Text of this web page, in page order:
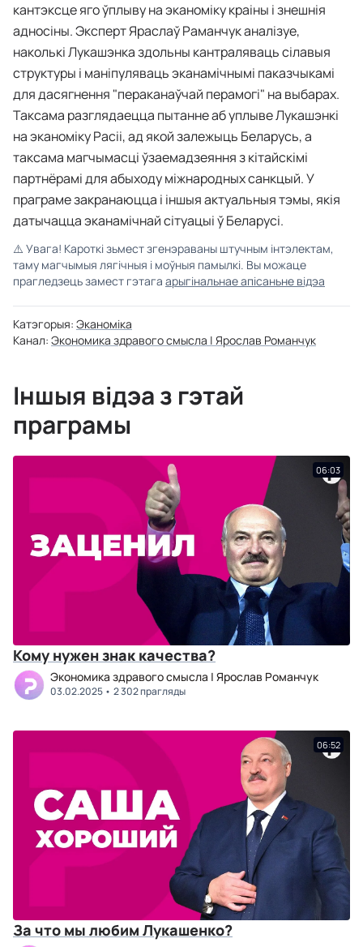
кантэксце яго ўплыву на эканоміку краіны і знешнія
адносіны. Эксперт Яраслаў Раманчук аналізуе,
наколькі Лукашэнка здольны кантраляваць сілавыя
структуры і маніпуляваць эканамічнымі паказчыкамі
для дасягнення "пераканаўчай перамогі" на выбарах.
Таксама разглядаецца пытанне аб уплыве Лукашэнкі
на эканоміку Расіі, ад якой залежыць Беларусь, а
таксама магчымасці ўзаемадзеяння з кітайскімі
партнёрамі для абыходу міжнародных санкцый. У
праграме закранаюцца і іншыя актуальныя тэмы, якія
датычацца эканамічнай сітуацыі ў Беларусі.
⚠️ Увага! Кароткі зьмест згенэраваны штучным інтэлектам,
таму магчымыя лягічныя і моўныя памылкі. Вы можаце
прагледзець замест гэтага арыгінальнае апісаньне відэа
Катэгорыя: Эканоміка
Канал: Экономика здравого смысла | Ярослав Романчук
Іншыя відэа з гэтай
праграмы
06:03
Кому нужен знак качества?
Экономика здравого смысла | Ярослав Романчук
03.02.2025 2 302 прагляды
06:52
За что мы любим Лукашенко?